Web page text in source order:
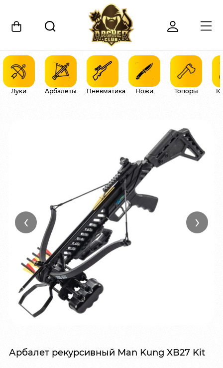
Луки Арбалеты Пневматика Ножи Топоры
‹ ›
Арбалет рекурсивный Man Kung XB27 Kit